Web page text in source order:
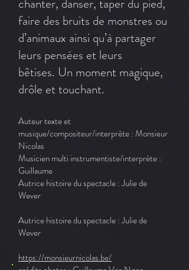
chanter, danser, taper du pied,
faire des bruits de monstres ou
d’animaux ainsi qu’à partager
leurs pensées et leurs
bêtises. Un moment magique,
drôle et touchant.
Auteur texte et
musique/compositeur/interprète : Monsieur
Nicolas
Musicien multi instrumentiste/interprète :
Guillaume
Autrice histoire du spectacle : Julie de
Wever
Autrice histoire du spectacle : Julie de
Wever
https://monsieurnicolas.be/